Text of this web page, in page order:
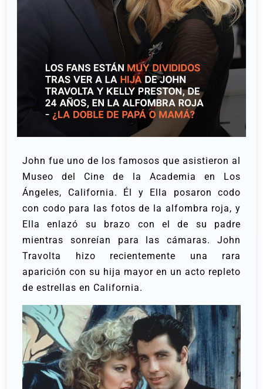
John fue uno de los famosos que asistieron al
Museo del Cine de la Academia en Los
Ángeles, California. Él y Ella posaron codo
con codo para las fotos de la alfombra roja, y
Ella enlazó su brazo con el de su padre
mientras sonreían para las cámaras. John
Travolta hizo recientemente una rara
aparición con su hija mayor en un acto repleto
de estrellas en California.